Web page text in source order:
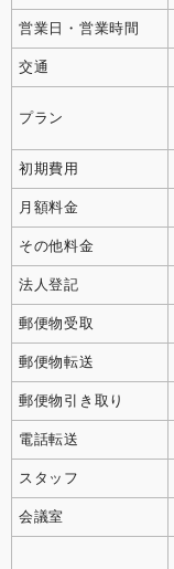
営業日・営業時間
交通
プラン
初期費用
月額料金
その他料金
法人登記
郵便物受取
郵便物転送
郵便物引き取り
電話転送
スタッフ
会議室